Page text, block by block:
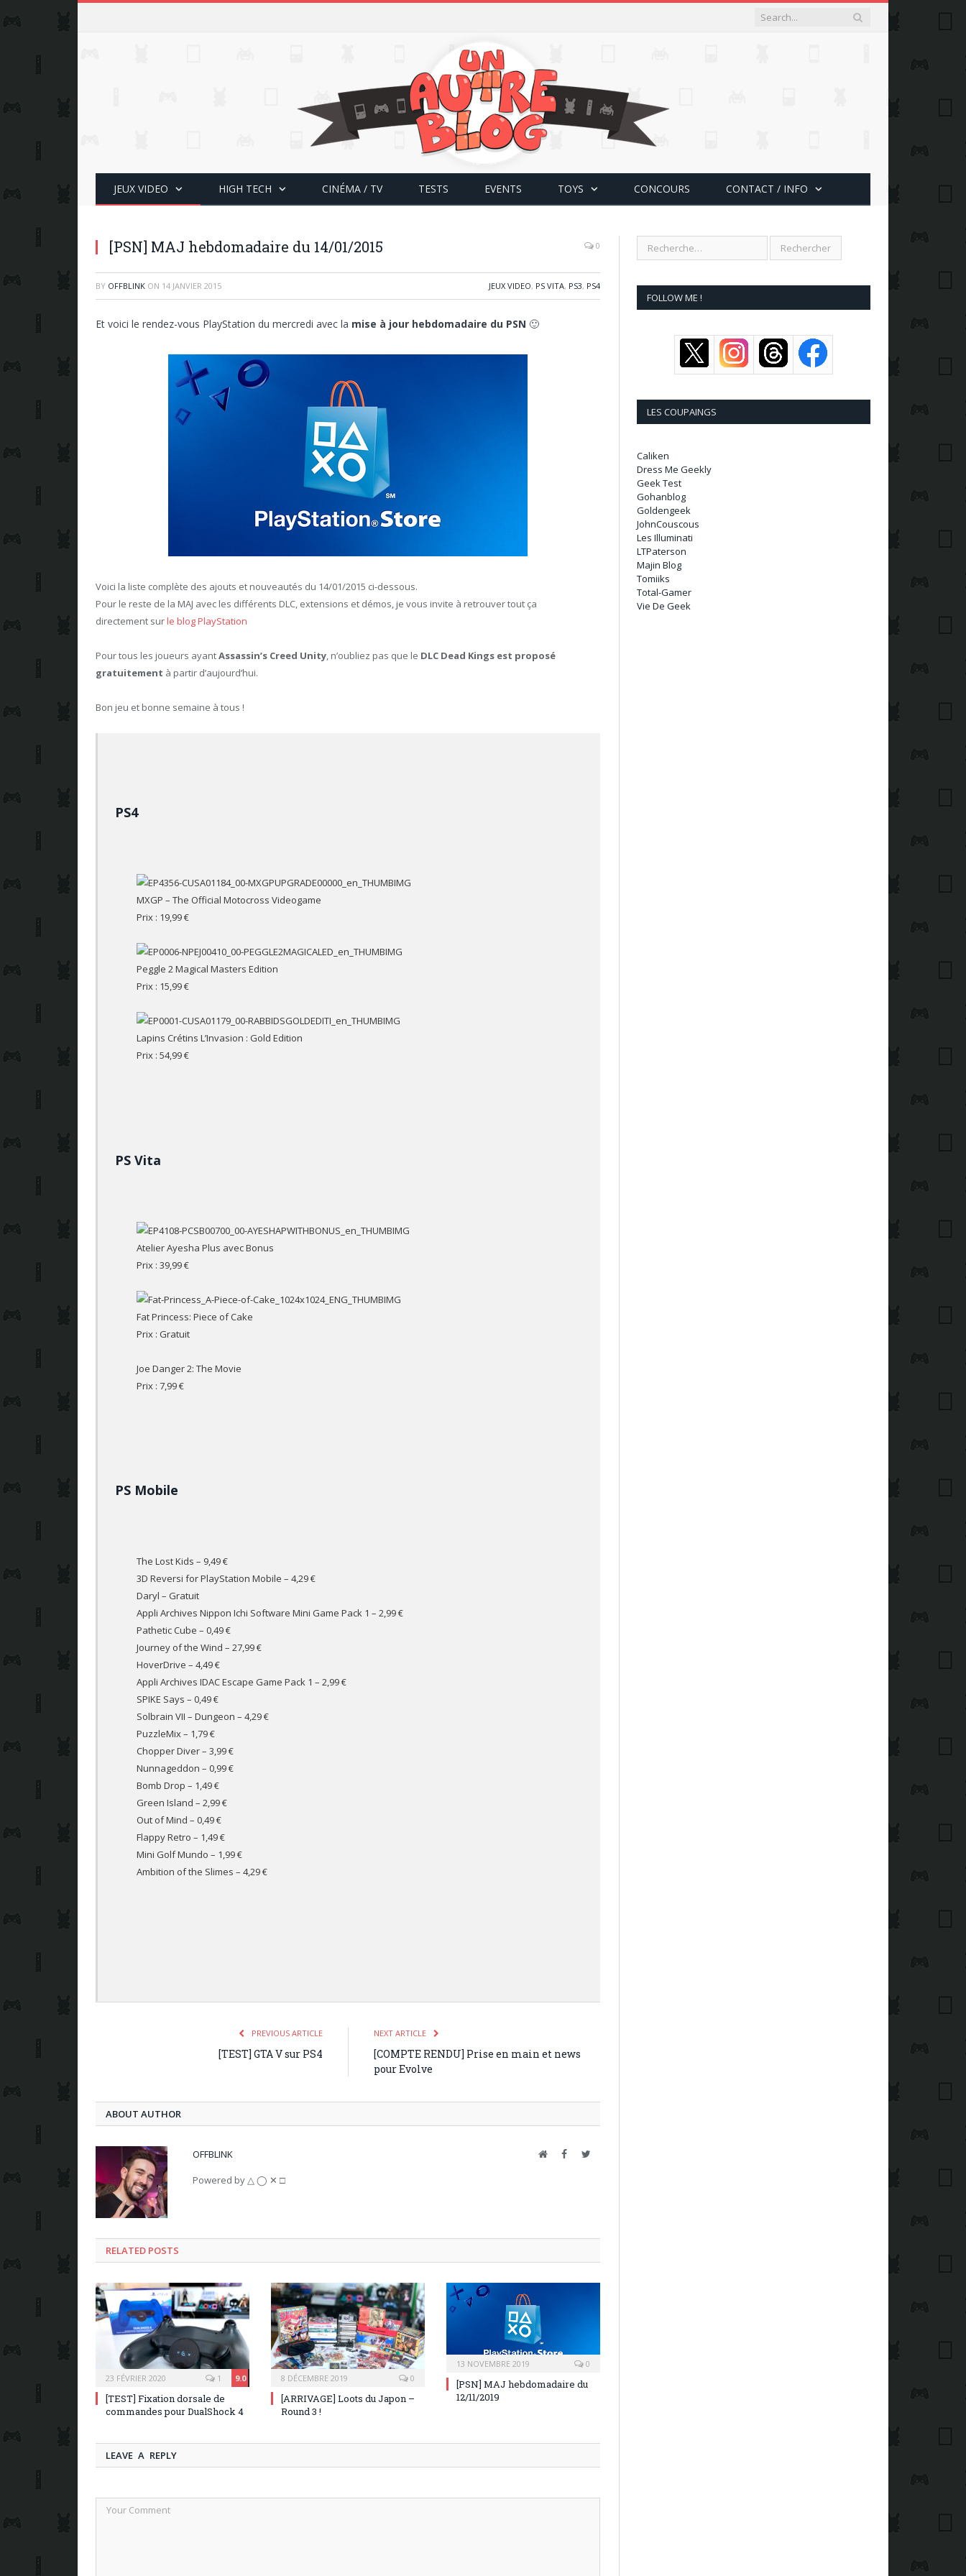
JEUX VIDEO HIGH TECH CINÉMA / TV TESTS EVENTS TOYS CONCOURS CONTACT / INFO
[PSN] MAJ hebdomadaire du 14/01/2015 0
BY OFFBLINK ON 14 JANVIER 2015 JEUX VIDEO, PS VITA, PS3, PS4
Et voici le rendez-vous PlayStation du mercredi avec la mise à jour hebdomadaire du PSN 🙂
Voici la liste complète des ajouts et nouveautés du 14/01/2015 ci-dessous.
Pour le reste de la MAJ avec les différents DLC, extensions et démos, je vous invite à retrouver tout ça
directement surle blog PlayStation
Pour tous les joueurs ayantAssassin’s Creed Unity, n’oubliez pas que le DLC Dead Kings est proposé
gratuitement à partir d’aujourd’hui.
Bon jeu et bonne semaine à tous !
PS4
MXGP – The Official Motocross Videogame
Prix : 19,99 €
Peggle 2 Magical Masters Edition
Prix : 15,99 €
Lapins Crétins L’Invasion : Gold Edition
Prix : 54,99 €
PS Vita
Atelier Ayesha Plus avec Bonus
Prix : 39,99 €
Fat Princess: Piece of Cake
Prix : Gratuit
Joe Danger 2: The Movie
Prix : 7,99 €
PS Mobile
The Lost Kids – 9,49 €
3D Reversi for PlayStation Mobile – 4,29 €
Daryl – Gratuit
Appli Archives Nippon Ichi Software Mini Game Pack 1 – 2,99 €
Pathetic Cube – 0,49 €
Journey of the Wind – 27,99 €
HoverDrive – 4,49 €
Appli Archives IDAC Escape Game Pack 1 – 2,99 €
SPIKE Says – 0,49 €
Solbrain VII – Dungeon – 4,29 €
PuzzleMix– 1,79 €
Chopper Diver– 3,99 €
Nunnageddon – 0,99 €
Bomb Drop – 1,49 €
Green Island – 2,99 €
Out of Mind – 0,49 €
Flappy Retro – 1,49 €
Mini Golf Mundo – 1,99 €
Ambition of the Slimes – 4,29 €
PREVIOUS ARTICLE
[TEST] GTA V sur PS4
NEXT ARTICLE
[COMPTE RENDU] Prise en main et news
pour Evolve
ABOUT AUTHOR
OFFBLINK WebsiteFacebookTwitter
Powered by △ ◯ ✕ □
RELATED POSTS
23 FÉVRIER 2020 9.0
1
[TEST] Fixation dorsale de
commandes pour DualShock 4
8 DÉCEMBRE 2019 0
[ARRIVAGE] Loots du Japon –
Round 3 !
13 NOVEMBRE 2019 0
[PSN] MAJ hebdomadaire du
12/11/2019
LEAVE A REPLY
FOLLOW ME !
LES COUPAINGS
Caliken
Dress Me Geekly
Geek Test
Gohanblog
Goldengeek
JohnCouscous
Les Illuminati
LTPaterson
Majin Blog
Tomiiks
Total-Gamer
Vie De Geek